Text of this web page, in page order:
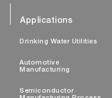
Applications
Drinking Water Utilities
Automotive
Manufacturing
Semiconductor